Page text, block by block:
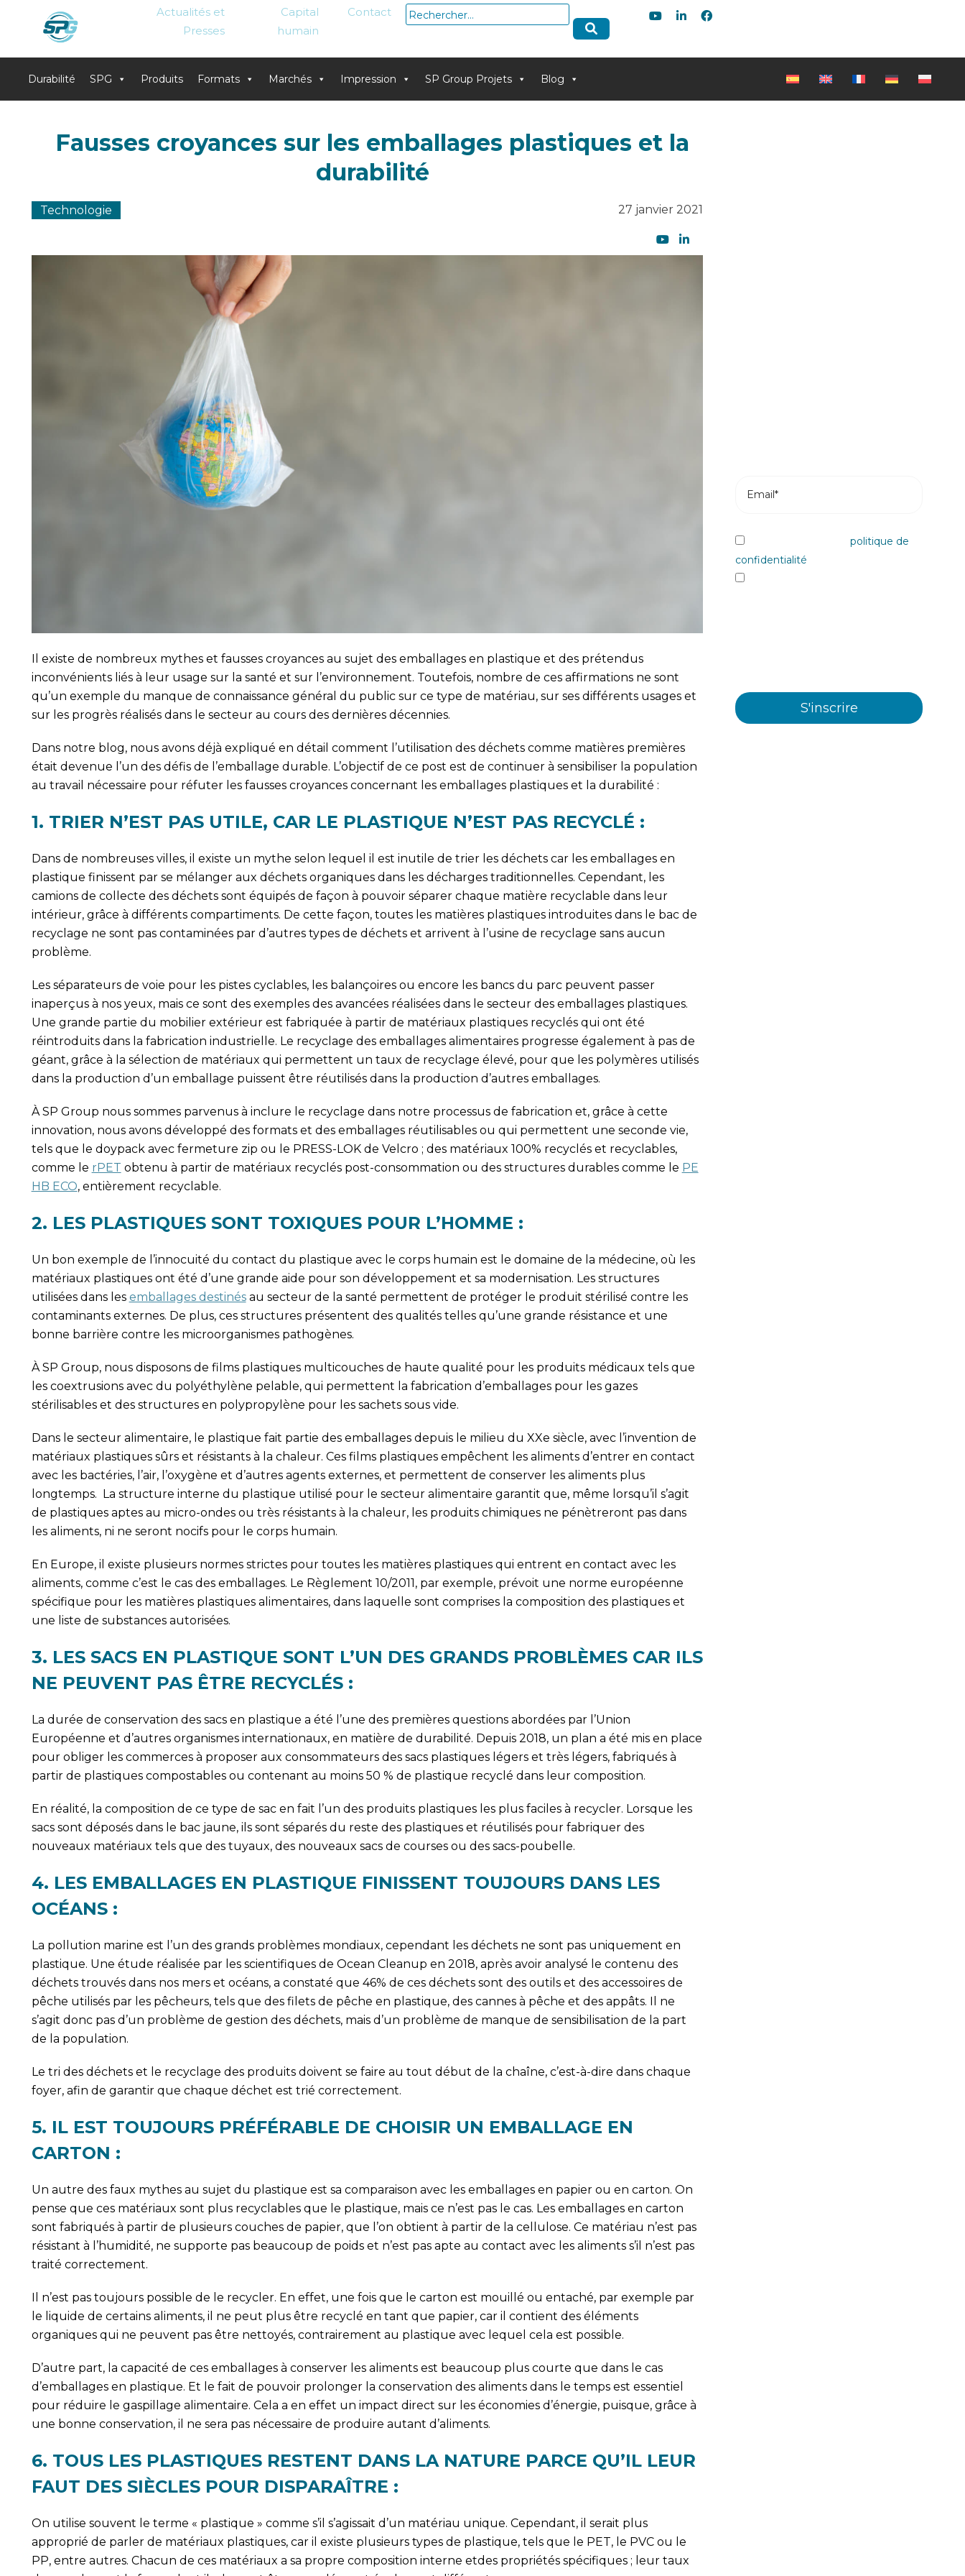
Actualités et
Presses
Capital
humain
Contact Rechercher :
Durabilité SPG Produits Formats Marchés Impression SP Group Projets Blog
Fausses croyances sur les emballages plastiques et la
durabilité
Technologie 27 janvier 2021
Il existe de nombreux mythes et fausses croyances au sujet des emballages en plastique et des prétendus
inconvénients liés à leur usage sur la santé et sur l’environnement. Toutefois, nombre de ces affirmations ne sont
qu’un exemple du manque de connaissance général du public sur ce type de matériau, sur ses différents usages et
sur les progrès réalisés dans le secteur au cours des dernières décennies.
Dans notre blog, nous avons déjà expliqué en détail comment l’utilisation des déchets comme matières premières
était devenue l’un des défis de l’emballage durable. L’objectif de ce post est de continuer à sensibiliser la population
au travail nécessaire pour réfuter les fausses croyances concernant les emballages plastiques et la durabilité :
1. TRIER N’EST PAS UTILE, CAR LE PLASTIQUE N’EST PAS RECYCLÉ :
Dans de nombreuses villes, il existe un mythe selon lequel il est inutile de trier les déchets car les emballages en
plastique finissent par se mélanger aux déchets organiques dans les décharges traditionnelles. Cependant, les
camions de collecte des déchets sont équipés de façon à pouvoir séparer chaque matière recyclable dans leur
intérieur, grâce à différents compartiments. De cette façon, toutes les matières plastiques introduites dans le bac de
recyclage ne sont pas contaminées par d’autres types de déchets et arrivent à l’usine de recyclage sans aucun
problème.
Les séparateurs de voie pour les pistes cyclables, les balançoires ou encore les bancs du parc peuvent passer
inaperçus à nos yeux, mais ce sont des exemples des avancées réalisées dans le secteur des emballages plastiques.
Une grande partie du mobilier extérieur est fabriquée à partir de matériaux plastiques recyclés qui ont été
réintroduits dans la fabrication industrielle. Le recyclage des emballages alimentaires progresse également à pas de
géant, grâce à la sélection de matériaux qui permettent un taux de recyclage élevé, pour que les polymères utilisés
dans la production d’un emballage puissent être réutilisés dans la production d’autres emballages.
À SP Group nous sommes parvenus à inclure le recyclage dans notre processus de fabrication et, grâce à cette
innovation, nous avons développé des formats et des emballages réutilisables ou qui permettent une seconde vie,
tels que le doypack avec fermeture zip ou le PRESS-LOK de Velcro ; des matériaux 100% recyclés et recyclables,
comme le rPET obtenu à partir de matériaux recyclés post-consommation ou des structures durables comme le PE
HB ECO, entièrement recyclable.
2. LES PLASTIQUES SONT TOXIQUES POUR L’HOMME :
Un bon exemple de l’innocuité du contact du plastique avec le corps humain est le domaine de la médecine, où les
matériaux plastiques ont été d’une grande aide pour son développement et sa modernisation. Les structures
utilisées dans les emballages destinésau secteur de la santé permettent de protéger le produit stérilisé contre les
contaminants externes. De plus, ces structures présentent des qualités telles qu’une grande résistance et une
bonne barrière contre les microorganismes pathogènes.
À SP Group, nous disposons de films plastiques multicouches de haute qualité pour les produits médicaux tels que
les coextrusions avec du polyéthylène pelable, qui permettent la fabrication d’emballages pour les gazes
stérilisables et des structures en polypropylène pour les sachets sous vide.
Dans le secteur alimentaire, le plastique fait partie des emballages depuis le milieu du XXe siècle, avec l’invention de
matériaux plastiques sûrs et résistants à la chaleur. Ces films plastiques empêchent les aliments d’entrer en contact
avec les bactéries, l’air, l’oxygène et d’autres agents externes, et permettent de conserver les aliments plus
longtemps. La structure interne du plastique utilisé pour le secteur alimentaire garantit que, même lorsqu’il s’agit
de plastiques aptes au micro-ondes ou très résistants à la chaleur, les produits chimiques ne pénètreront pas dans
les aliments, ni ne seront nocifs pour le corps humain.
En Europe, il existe plusieurs normes strictes pour toutes les matières plastiques qui entrent en contact avec les
aliments, comme c’est le cas des emballages. Le Règlement 10/2011, par exemple, prévoit une norme européenne
spécifique pour les matières plastiques alimentaires, dans laquelle sont comprises la composition des plastiques et
une liste de substances autorisées.
3. LES SACS EN PLASTIQUE SONT L’UN DES GRANDS PROBLÈMES CAR ILS
NE PEUVENT PAS ÊTRE RECYCLÉS :
La durée de conservation des sacs en plastique a été l’une des premières questions abordées par l’Union
Européenne et d’autres organismes internationaux, en matière de durabilité. Depuis 2018, un plan a été mis en place
pour obliger les commerces à proposer aux consommateurs des sacs plastiques légers et très légers, fabriqués à
partir de plastiques compostables ou contenant au moins 50 % de plastique recyclé dans leur composition.
En réalité, la composition de ce type de sac en fait l’un des produits plastiques les plus faciles à recycler. Lorsque les
sacs sont déposés dans le bac jaune, ils sont séparés du reste des plastiques et réutilisés pour fabriquer des
nouveaux matériaux tels que des tuyaux, des nouveaux sacs de courses ou des sacs-poubelle.
4. LES EMBALLAGES EN PLASTIQUE FINISSENT TOUJOURS DANS LES
OCÉANS :
La pollution marine est l’un des grands problèmes mondiaux, cependant les déchets ne sont pas uniquement en
plastique. Une étude réalisée par les scientifiques de Ocean Cleanup en 2018, après avoir analysé le contenu des
déchets trouvés dans nos mers et océans, a constaté que 46% de ces déchets sont des outils et des accessoires de
pêche utilisés par les pêcheurs, tels que des filets de pêche en plastique, des cannes à pêche et des appâts. Il ne
s’agit donc pas d’un problème de gestion des déchets, mais d’un problème de manque de sensibilisation de la part
de la population.
Le tri des déchets et le recyclage des produits doivent se faire au tout début de la chaîne, c’est-à-dire dans chaque
foyer, afin de garantir que chaque déchet est trié correctement.
5. IL EST TOUJOURS PRÉFÉRABLE DE CHOISIR UN EMBALLAGE EN
CARTON :
Un autre des faux mythes au sujet du plastique est sa comparaison avec les emballages en papier ou en carton. On
pense que ces matériaux sont plus recyclables que le plastique, mais ce n’est pas le cas. Les emballages en carton
sont fabriqués à partir de plusieurs couches de papier, que l’on obtient à partir de la cellulose. Ce matériau n’est pas
résistant à l’humidité, ne supporte pas beaucoup de poids et n’est pas apte au contact avec les aliments s’il n’est pas
traité correctement.
Il n’est pas toujours possible de le recycler. En effet, une fois que le carton est mouillé ou entaché, par exemple par
le liquide de certains aliments, il ne peut plus être recyclé en tant que papier, car il contient des éléments
organiques qui ne peuvent pas être nettoyés, contrairement au plastique avec lequel cela est possible.
D’autre part, la capacité de ces emballages à conserver les aliments est beaucoup plus courte que dans le cas
d’emballages en plastique. Et le fait de pouvoir prolonger la conservation des aliments dans le temps est essentiel
pour réduire le gaspillage alimentaire. Cela a en effet un impact direct sur les économies d’énergie, puisque, grâce à
une bonne conservation, il ne sera pas nécessaire de produire autant d’aliments.
6. TOUS LES PLASTIQUES RESTENT DANS LA NATURE PARCE QU’IL LEUR
FAUT DES SIÈCLES POUR DISPARAÎTRE :
On utilise souvent le terme « plastique » comme s’il s’agissait d’un matériau unique. Cependant, il serait plus
approprié de parler de matériaux plastiques, car il existe plusieurs types de plastique, tels que le PET, le PVC ou le
PP, entre autres. Chacun de ces matériaux a sa propre composition interne etdes propriétés spécifiques ; leur taux
politique de
confidentialité